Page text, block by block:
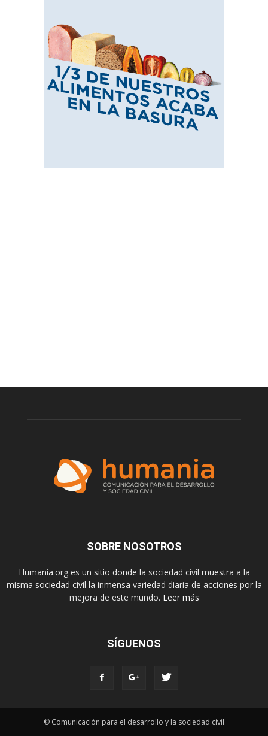
SOBRE NOSOTROS
Humania.org es un sitio donde la sociedad civil muestra a la
misma sociedad civil la inmensa variedad diaria de acciones por la
mejora de este mundo. Leer más
SÍGUENOS
© Comunicación para el desarrollo y la sociedad civil